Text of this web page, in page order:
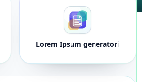
Lorem Ipsum generatori